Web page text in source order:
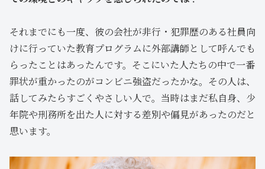
それまでにも一度、彼の会社が非行・犯罪歴のある社員向
けに行っていた教育プログラムに外部講師として呼んでも
らったことはあったんです。そこにいた人たちの中で一番
罪状が重かったのがコンビニ強盗だったかな。その人は、
話してみたらすごくやさしい人で。当時はまだ私自身、少
年院や刑務所を出た人に対する差別や偏見があったのだと
思います。